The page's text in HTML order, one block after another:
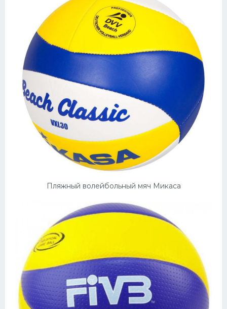
Пляжный волейбольный мяч Микаса